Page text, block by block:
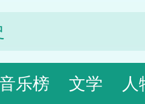
乐榜 文学 人